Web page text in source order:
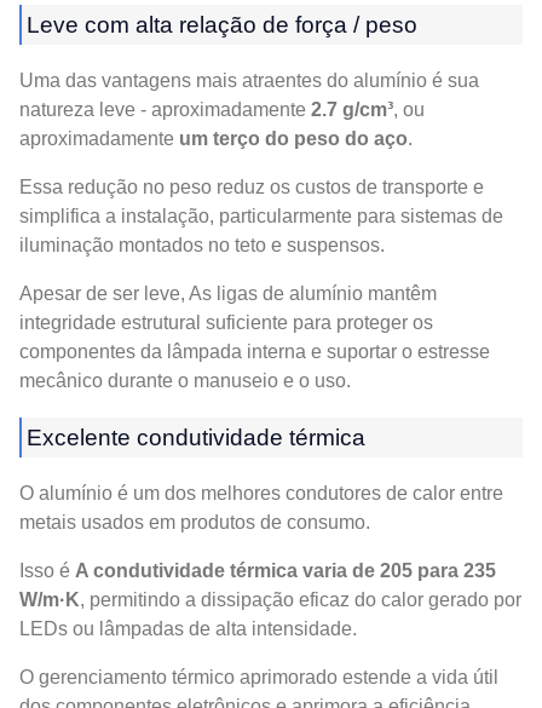
Leve com alta relação de força / peso
Uma das vantagens mais atraentes do alumínio é sua
natureza leve - aproximadamente 2.7 g/cm³, ou
aproximadamente um terço do peso do aço.
Essa redução no peso reduz os custos de transporte e
simplifica a instalação, particularmente para sistemas de
iluminação montados no teto e suspensos.
Apesar de ser leve, As ligas de alumínio mantêm
integridade estrutural suficiente para proteger os
componentes da lâmpada interna e suportar o estresse
mecânico durante o manuseio e o uso.
Excelente condutividade térmica
O alumínio é um dos melhores condutores de calor entre
metais usados ​​em produtos de consumo.
Isso é A condutividade térmica varia de 205 para 235
W/m·K, permitindo a dissipação eficaz do calor gerado por
LEDs ou lâmpadas de alta intensidade.
O gerenciamento térmico aprimorado estende a vida útil